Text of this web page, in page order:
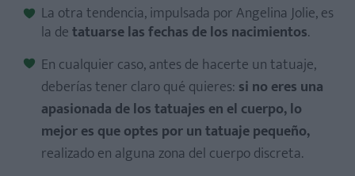
La otra tendencia, impulsada por Angelina Jolie, es
la detatuarse las fechas de los nacimientos.
En cualquier caso, antes de hacerte un tatuaje,
deberías tener claro qué quieres: si no eres una
apasionada de los tatuajes en el cuerpo, lo
mejor es que optes por un tatuaje pequeño,
realizado en alguna zona del cuerpo discreta.